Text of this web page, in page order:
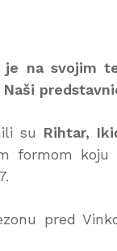
je na svojim
su Rihtar,
formom
pred